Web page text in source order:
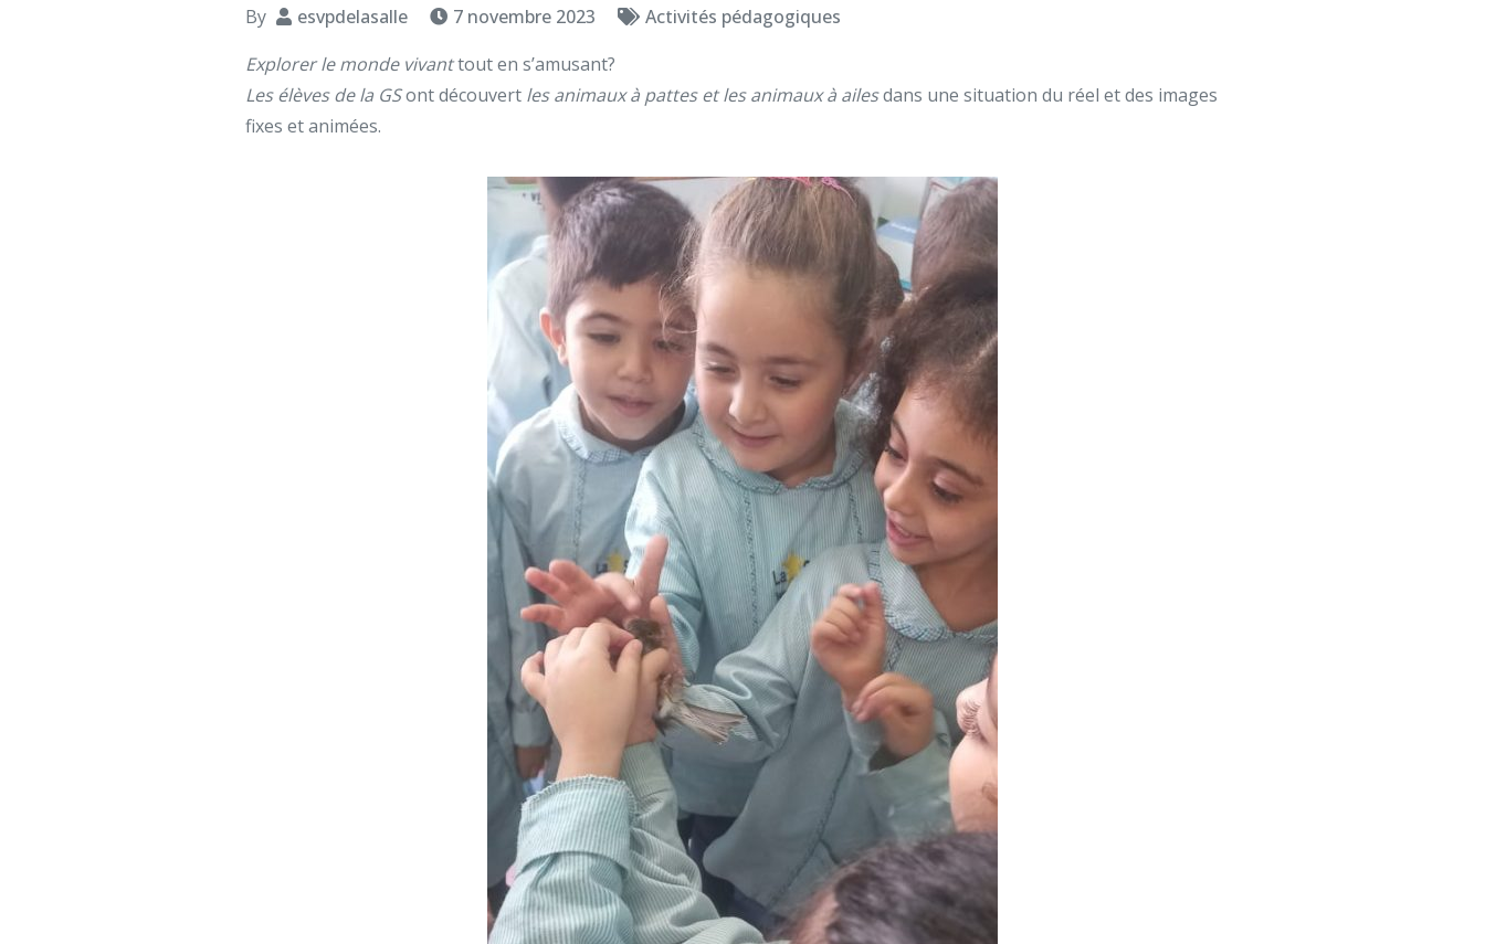
By esvpdelasalle 7 novembre 2023
Activités pédagogiques
Explorer le monde vivanttout en s’amusant?
Les élèves de la GSont découvert les animaux à pattes et les animaux à ailesdans une situation du réel et des images
fixes et animées.